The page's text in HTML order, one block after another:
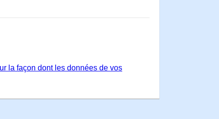
la façon dont les données de vos